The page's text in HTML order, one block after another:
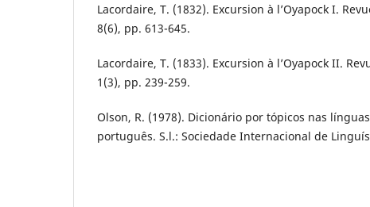
Lacordaire, T. (1832). Excursion à l’Oyapock I.
8(6), pp. 613-645.
Lacordaire, T. (1833). Excursion à l’Oyapock II.
1(3), pp. 239-259.
Olson, R. (1978). Dicionário por tópicos nas
português. S.l.: Sociedade Internacional de